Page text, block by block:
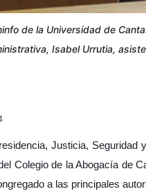
de la Universidad de
Isabel Urrutia,
Justicia, Seguridad
Colegio de la Abogacía de
a las principales